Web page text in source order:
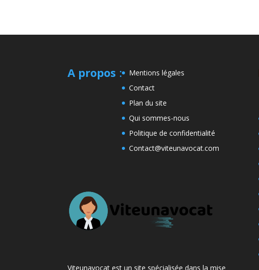
A propos :
Mentions légales
Contact
Plan du site
Qui sommes-nous
Politique de confidentialité
Contact@viteunavocat.com
Viteunavocat est un site spécialisée dans la mise